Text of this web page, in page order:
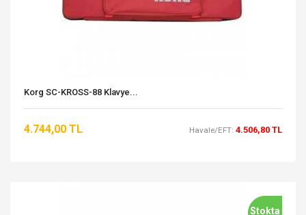
Korg SC-KROSS-88 Klavye...
4.744,00 TL Havale/EFT: 4.506,80 TL
Stokta